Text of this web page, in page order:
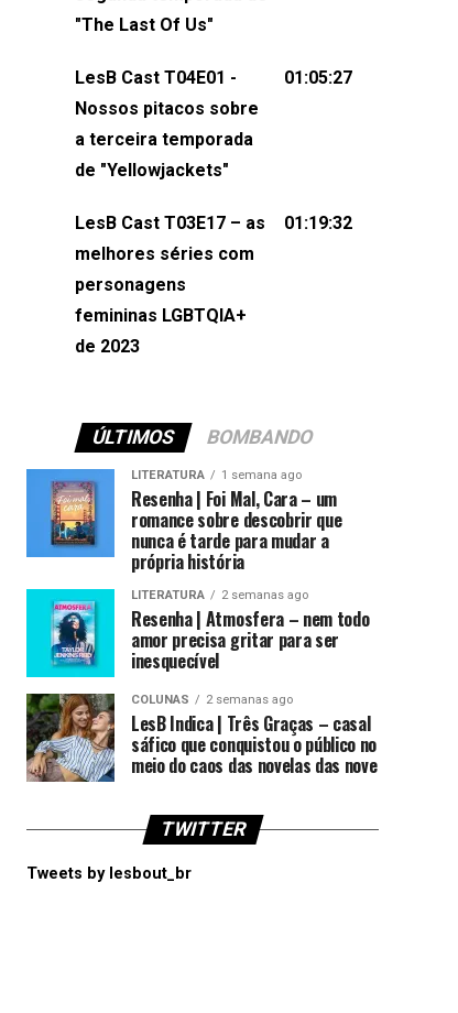
não esqueça de visitar nosso site e
sociais:Twitter: ⁠⁠⁠⁠@lesbout_br⁠⁠⁠⁠ Instagram:
do LesB Cast:Apresentação de
Karolen Passos
(⁠⁠⁠⁠⁠⁠@KarolenPassos⁠⁠⁠⁠⁠⁠)Participação de
Pollyelly FlorêncioEdição de Naiady
Machado
"The Last Of Us"
LesB Cast T04E01 -
Nossos pitacos sobre
a terceira temporada
de "Yellowjackets"
01:05:27
LesB Cast T03E17 – as
melhores séries com
personagens
femininas LGBTQIA+
de 2023
01:19:32
ÚLTIMOS BOMBANDO
LITERATURA 1 semana ago
Resenha | Foi Mal, Cara – um
romance sobre descobrir que
nunca é tarde para mudar a
própria história
LITERATURA 2 semanas ago
Resenha | Atmosfera – nem todo
amor precisa gritar para ser
inesquecível
COLUNAS 2 semanas ago
LesB Indica | Três Graças – casal
sáfico que conquistou o público no
meio do caos das novelas das nove
TWITTER
Tweets by lesbout_br